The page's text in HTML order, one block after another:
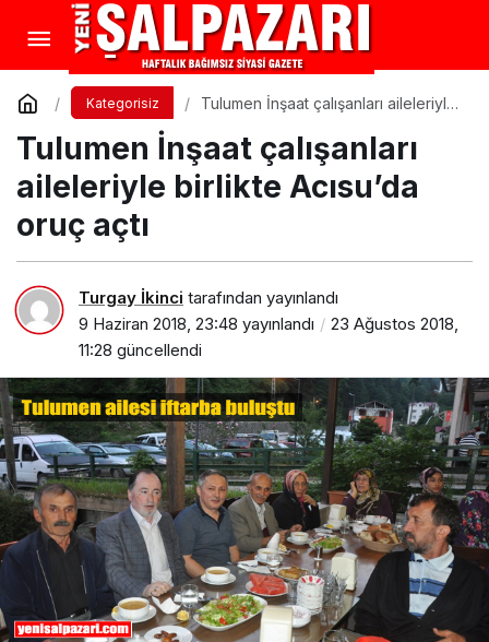
Kategorisiz
Tulumen İnşaat çalışanları aileleriyle
Tulumen İnşaat çalışanları
aileleriyle birlikte Acısu’da
oruç açtı
Turgay İkinci tarafından yayınlandı
9 Haziran 2018, 23:48 yayınlandı
23 Ağustos 2018,
11:28 güncellendi